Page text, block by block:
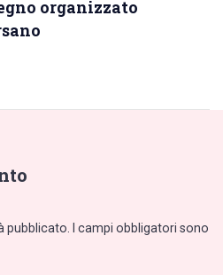
organizzato
pubblicato.
I campi obbligatori sono